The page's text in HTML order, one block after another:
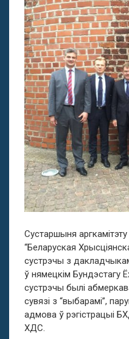
Сустаршыня аргкамітэту
“Беларуская
сустрэчы з
ў нямецкім Бундэстагу
сустрэчы былі
сувязі з “выбарамі”,
адмова ў рэгістрацыі
ХДС.